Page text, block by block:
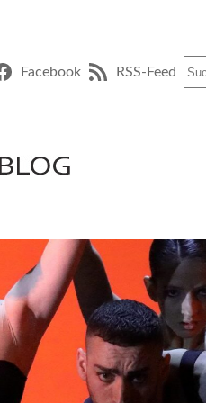
Facebook RSS-Feed